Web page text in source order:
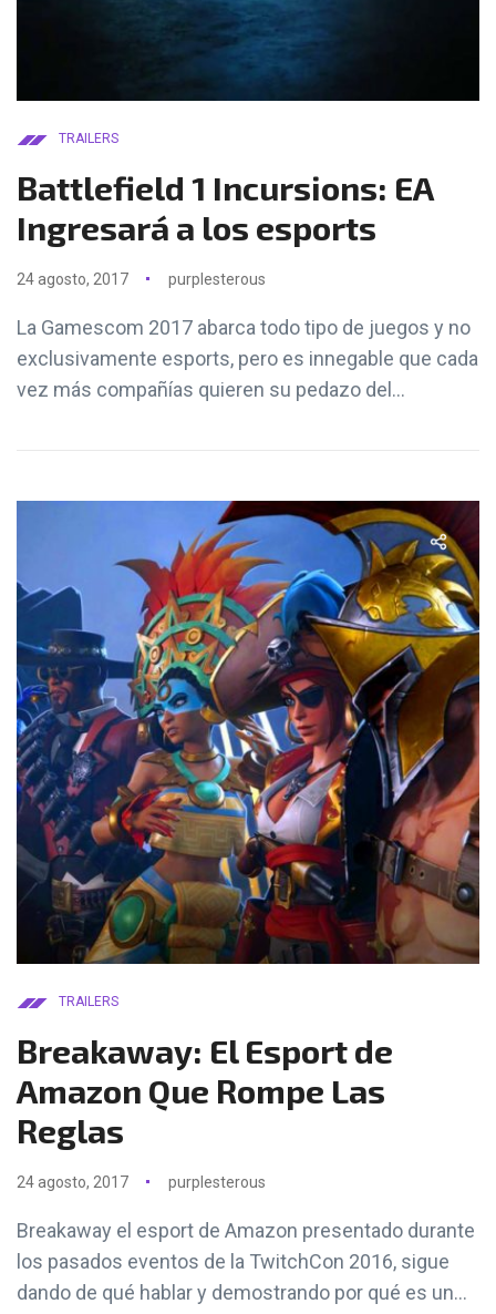
TRAILERS
Battlefield 1 Incursions: EA
Ingresará a los esports
24 agosto, 2017 purplesterous
La Gamescom 2017 abarca todo tipo de juegos y no
exclusivamente esports, pero es innegable que cada
vez más compañías quieren su pedazo del...
TRAILERS
Breakaway: El Esport de
Amazon Que Rompe Las
Reglas
24 agosto, 2017 purplesterous
Breakaway el esport de Amazon presentado durante
los pasados eventos de la TwitchCon 2016, sigue
dando de qué hablar y demostrando por qué es un...